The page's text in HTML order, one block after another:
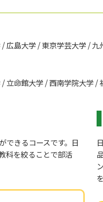
島大学 / 東京学芸大学 /
立命館大学 / 西南学院大学 /
できるコースです。日
科を絞ることで部活